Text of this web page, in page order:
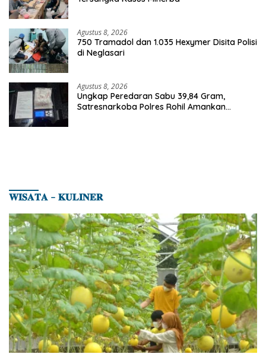
Agustus 8, 2026
750 Tramadol dan 1.035 Hexymer Disita Polisi
di Neglasari
Agustus 8, 2026
Ungkap Peredaran Sabu 39,84 Gram,
Satresnarkoba Polres Rohil Amankan
𝐖𝐈𝐒𝐀𝐓𝐀 – 𝐊𝐔𝐋𝐈𝐍𝐄𝐑